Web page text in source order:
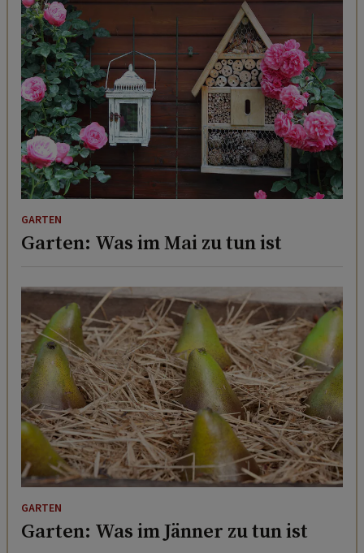
GARTEN
Garten: Was im Mai zu tun ist
GARTEN
Garten: Was im Jänner zu tun ist